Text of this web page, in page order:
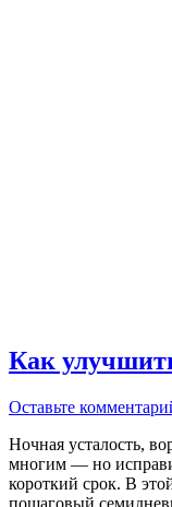
Как
Оставьте
Ночная усталость,
многим — но
короткий срок. В